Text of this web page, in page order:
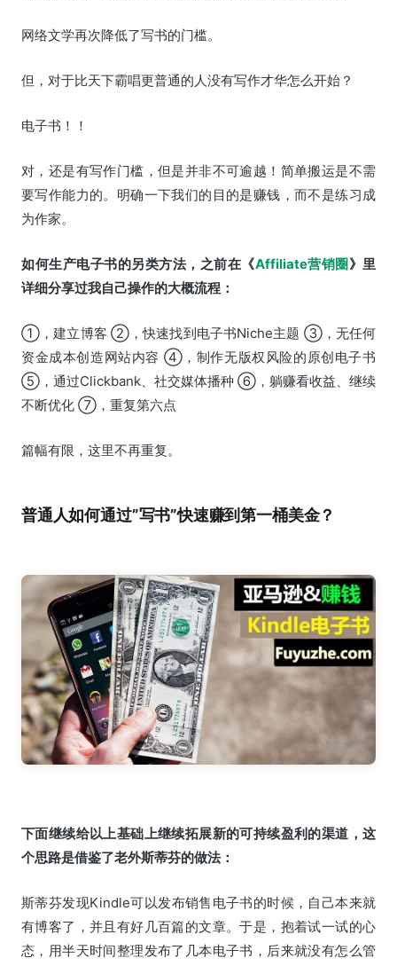
网络文学再次降低了写书的门槛。
但，对于比天下霸唱更普通的人没有写作才华怎么开始？
电子书！！
对，还是有写作门槛，但是并非不可逾越！简单搬运是不需
要写作能力的。明确一下我们的目的是赚钱，而不是练习成
为作家。
如何生产电子书的另类方法，之前在《Affiliate营销圈 》里
详细分享过我自己操作的大概流程：
①，建立博客 ②，快速找到电子书Niche主题 ③，无任何
资金成本创造网站内容 ④，制作无版权风险的原创电子书
⑤，通过Clickbank、社交媒体播种 ⑥，躺赚看收益、继续
不断优化 ⑦，重复第六点
篇幅有限，这里不再重复。
普通人如何通过”写书”快速赚到第一桶美金？
下面继续给以上基础上继续拓展新的可持续盈利的渠道，这
个思路是借鉴了老外斯蒂芬的做法：
斯蒂芬发现Kindle可以发布销售电子书的时候，自己本来就
有博客了，并且有好几百篇的文章。于是，抱着试一试的心
态，用半天时间整理发布了几本电子书，后来就没有怎么管